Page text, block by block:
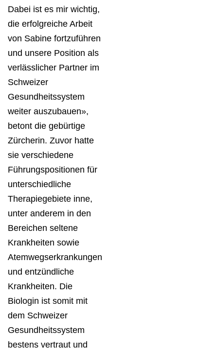
Dabei ist es mir wichtig,
die erfolgreiche Arbeit
von Sabine fortzuführen
und unsere Position als
verlässlicher Partner im
Schweizer
Gesundheitssystem
weiter auszubauen»,
betont die gebürtige
Zürcherin. Zuvor hatte
sie verschiedene
Führungspositionen für
unterschiedliche
Therapiegebiete inne,
unter anderem in den
Bereichen seltene
Krankheiten sowie
Atemwegserkrankungen
und entzündliche
Krankheiten. Die
Biologin ist somit mit
dem Schweizer
Gesundheitssystem
bestens vertraut und